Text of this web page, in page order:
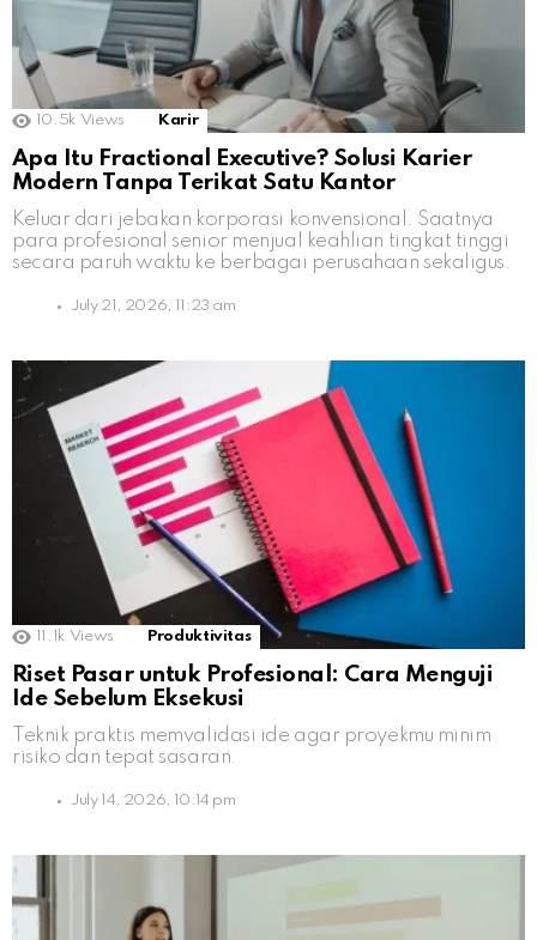
10.5k Views Karir
Apa Itu Fractional Executive? Solusi Karier
Modern Tanpa Terikat Satu Kantor
Keluar dari jebakan korporasi konvensional. Saatnya
para profesional senior menjual keahlian tingkat tinggi
secara paruh waktu ke berbagai perusahaan sekaligus.
July 21, 2026, 11:23 am
11.1k Views Produktivitas
Riset Pasar untuk Profesional: Cara Menguji
Ide Sebelum Eksekusi
Teknik praktis memvalidasi ide agar proyekmu minim
risiko dan tepat sasaran.
July 14, 2026, 10:14 pm